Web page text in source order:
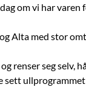
om vi har varen
Alta med stor
renser seg selv,